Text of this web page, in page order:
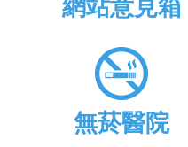
網站意見箱
無菸醫院